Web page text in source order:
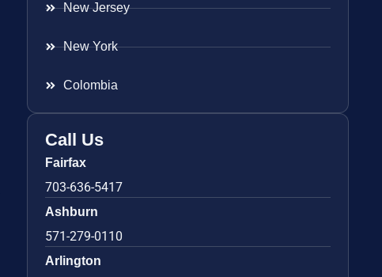
New Jersey
New York
Colombia
Call Us
Fairfax
703-636-5417
Ashburn
571-279-0110
Arlington